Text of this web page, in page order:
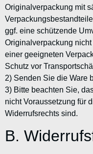
Originalverpackung mit
ggf. eine schützende
Originalverpackung
einer geeigneten
Schutz vor
2) Senden Sie die Ware
3) Bitte beachten Sie,
nicht Voraussetzung für
Widerrufsrechts sind.
B.